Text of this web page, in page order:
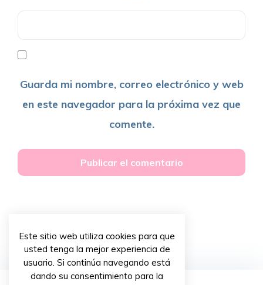
Guarda mi nombre, correo electrónico y web
en este navegador para la próxima vez que
comente.
Este sitio web utiliza cookies para que
usted tenga la mejor experiencia de
usuario. Si continúa navegando está
dando su consentimiento para la